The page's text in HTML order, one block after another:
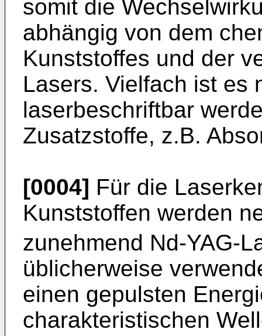
somit die
abhängig von dem
Kunststoffes und der
Lasers. Vielfach ist es
laserbeschriftbar
Zusatzstoffe, z.B.
[0004] Für die
Kunststoffen werden
zunehmend Nd-YAG-
üblicherweise
einen gepulsten
charakteristischen